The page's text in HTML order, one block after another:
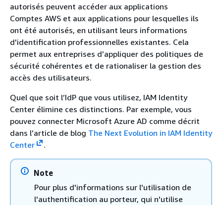
autorisés peuvent accéder aux applications
Comptes AWS et aux applications pour lesquelles ils
ont été autorisés, en utilisant leurs informations
d'identification professionnelles existantes. Cela
permet aux entreprises d’appliquer des politiques de
sécurité cohérentes et de rationaliser la gestion des
accès des utilisateurs.
Quel que soit l’IdP que vous utilisez, IAM Identity
Center élimine ces distinctions. Par exemple, vous
pouvez connecter Microsoft Azure AD comme décrit
dans l’article de blog The Next Evolution in IAM Identity
Center
.
Note
Pour plus d'informations sur l'utilisation de
l'authentification au porteur, qui n'utilise